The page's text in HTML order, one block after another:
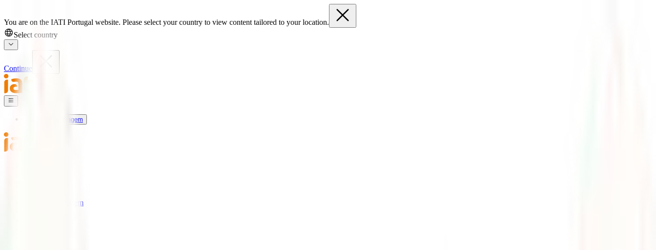
You are on the IATI Portugal website. Please select your country to view content tailored to your location.
Select country
Continue
Seguros de Viagem
Seguros de Viagem